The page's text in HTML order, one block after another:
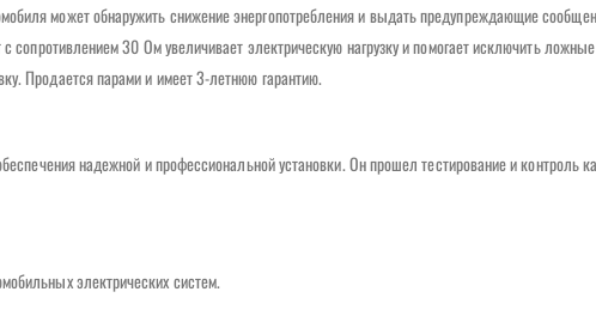
может обнаружить снижение энергопотребления и выдать предупреждающие
сопротивлением 30 Ом увеличивает электрическую нагрузку и помогает исключить
Продается парами и имеет 3-летнюю гарантию.
надежной и профессиональной установки. Он прошел тестирование и контроль
электрических систем.